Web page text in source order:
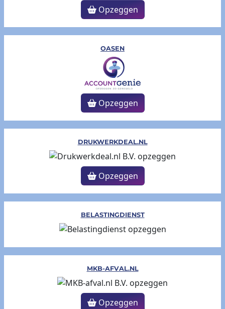
Opzeggen
OASEN
Opzeggen
DRUKWERKDEAL.NL
Opzeggen
BELASTINGDIENST
MKB-AFVAL.NL
Opzeggen